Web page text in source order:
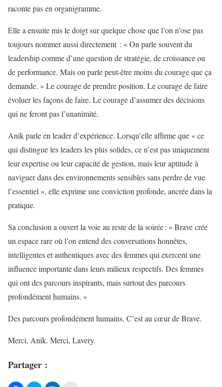
raconte pas en organigramme.
Elle a ensuite mis le doigt sur quelque chose que l’on n’ose pas
toujours nommer aussi directement : « On parle souvent du
leadership comme d’une question de stratégie, de croissance ou
de performance. Mais on parle peut-être moins du courage que ça
demande. » Le courage de prendre position. Le courage de faire
évoluer les façons de faire. Le courage d’assumer des décisions
qui ne feront pas l’unanimité.
Anik parle en leader d’expérience. Lorsqu’elle affirme que « ce
qui distingue les leaders les plus solides, ce n’est pas uniquement
leur expertise ou leur capacité de gestion, mais leur aptitude à
naviguer dans des environnements sensibles sans perdre de vue
l’essentiel », elle exprime une conviction profonde, ancrée dans la
pratique.
Sa conclusion a ouvert la voie au reste de la soirée : « Brave crée
un espace rare où l’on entend des conversations honnêtes,
intelligentes et authentiques avec des femmes qui exercent une
influence importante dans leurs milieux respectifs. Des femmes
qui ont des parcours inspirants, mais surtout des parcours
profondément humains. »
Des parcours profondément humains. C’est au cœur de Brave.
Merci, Anik. Merci, Lavery.
Partager :